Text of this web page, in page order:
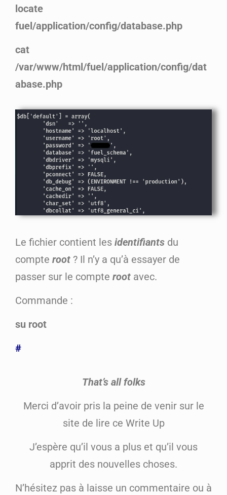
locate
fuel/application/config/database.php
cat
/var/www/html/fuel/application/config/dat
abase.php
Le fichier contient les identifiants du
compte root ? Il n’y a qu’à essayer de
passer sur le compte root avec.
Commande :
su root
#
That’s all folks
Merci d’avoir pris la peine de venir sur le
site de lire ce Write Up
J’espère qu’il vous a plus et qu’il vous
apprit des nouvelles choses.
N’hésitez pas à laisse un commentaire ou à